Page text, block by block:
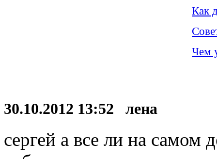
Как
Чем
30.10.2012 13:52 лена
сергей а все ли на самом